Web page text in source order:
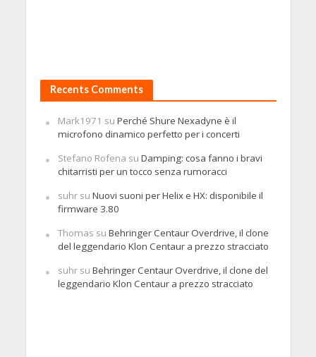
Recents Comments
Mark1971 su Perché Shure Nexadyne è il
microfono dinamico perfetto per i concerti
Stefano Rofena su Damping: cosa fanno i bravi
chitarristi per un tocco senza rumoracci
suhrsu Nuovi suoni per Helix e HX: disponibile il
firmware 3.80
Thomas su Behringer Centaur Overdrive, il clone
del leggendario Klon Centaur a prezzo stracciato
suhrsu Behringer Centaur Overdrive, il clone del
leggendario Klon Centaur a prezzo stracciato